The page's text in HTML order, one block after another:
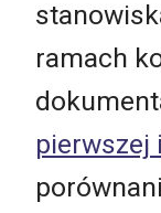
ramach
pierwszej i